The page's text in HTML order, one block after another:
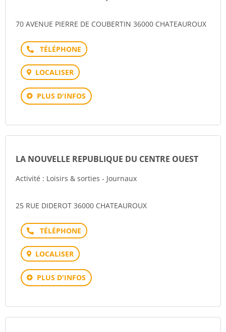
70 AVENUE PIERRE DE COUBERTIN 36000 CHATEAUROUX
Téléphone
LOCALISER
PLUS D'INFOS
LA NOUVELLE REPUBLIQUE DU CENTRE OUEST
Activité : Loisirs & sorties - Journaux
25 RUE DIDEROT 36000 CHATEAUROUX
Téléphone
LOCALISER
PLUS D'INFOS